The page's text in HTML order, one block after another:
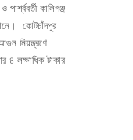
কালিগঞ্জ
কোটচাঁদপুর
নিয়ন্ত্রণে
লক্ষাধিক টাকার